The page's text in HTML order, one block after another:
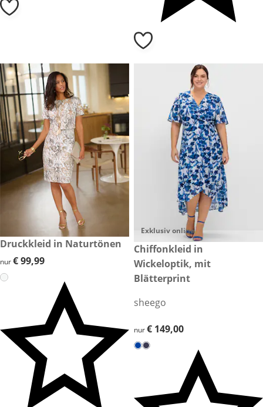
€ 99,99
Druckkleid in Naturtönen
€ 99,99
nur€ 99,99
Exklusiv online
€ 149,00
Chiffonkleid in
Wickeloptik, mit
Blätterprint
sheego
€ 149,00
nur€ 149,00